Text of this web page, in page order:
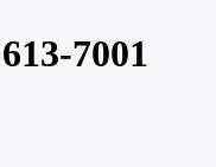
7001